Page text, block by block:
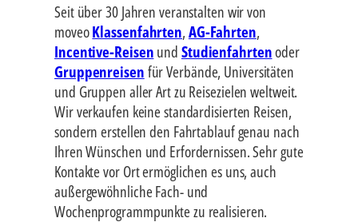
Seit über 30 Jahren veranstalten wir von
moveoKlassenfahrten, AG-Fahrten,
Incentive-Reisen und Studienfahrtenoder
Gruppenreisen für Verbände, Universitäten
und Gruppen aller Art zu Reisezielen weltweit.
Wir verkaufen keine standardisierten Reisen,
sondern erstellen den Fahrtablauf genau nach
Ihren Wünschen und Erfordernissen. Sehr gute
Kontakte vor Ort ermöglichen es uns, auch
außergewöhnliche Fach- und
Wochenprogrammpunkte zu realisieren.